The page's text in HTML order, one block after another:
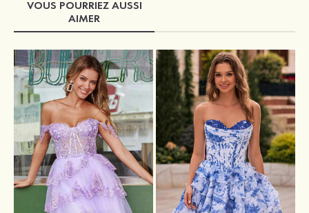
VOUS POURRIEZ AUSSI
AIMER